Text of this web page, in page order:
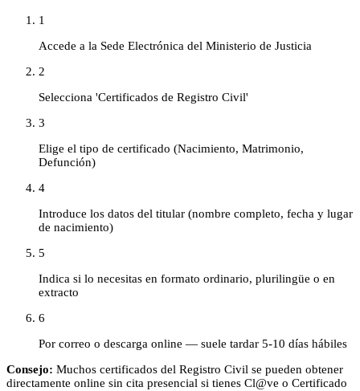
1
Accede a la Sede Electrónica del Ministerio de Justicia
2
Selecciona 'Certificados de Registro Civil'
3
Elige el tipo de certificado (Nacimiento, Matrimonio,
Defunción)
4
Introduce los datos del titular (nombre completo, fecha y lugar
de nacimiento)
5
Indica si lo necesitas en formato ordinario, plurilingüe o en
extracto
6
Por correo o descarga online — suele tardar 5-10 días hábiles
Consejo: Muchos certificados del Registro Civil se pueden obtener
directamente online sin cita presencial si tienes Cl@ve o Certificado